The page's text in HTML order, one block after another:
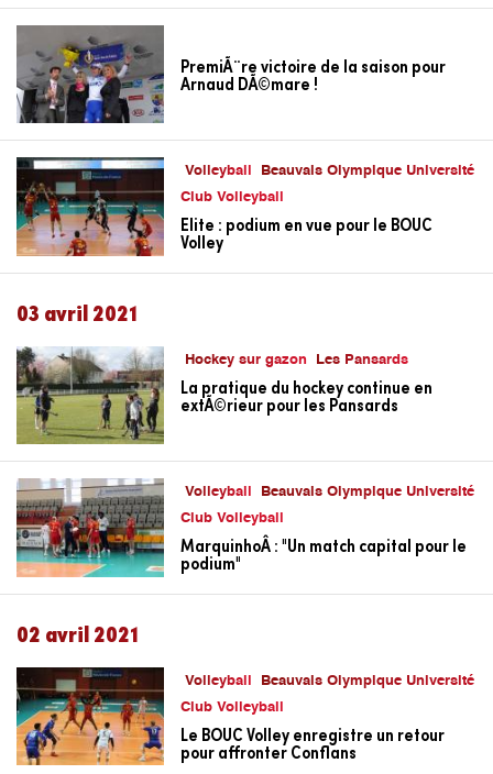
PremiÃ¨re victoire de la saison pour
Arnaud DÃ©mare !
Volleyball
Beauvais Olympique Université
Club Volleyball
Elite : podium en vue pour le BOUC
Volley
03 avril 2021
Hockey sur gazon Les Pansards
La pratique du hockey continue en
extÃ©rieur pour les Pansards
Volleyball
Beauvais Olympique Université
Club Volleyball
MarquinhoÂ : "Un match capital pour le
podium"
02 avril 2021
Volleyball
Beauvais Olympique Université
Club Volleyball
Le BOUC Volley enregistre un retour
pour affronter Conflans